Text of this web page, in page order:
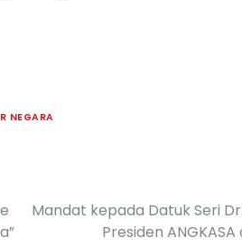
NEGARA
Mandat kepada Datuk Seri
Presiden